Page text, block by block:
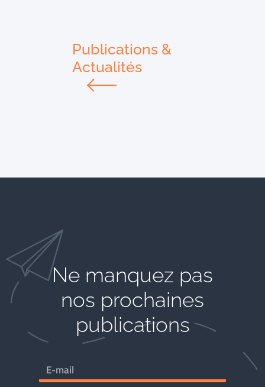
Publications &
Actualités
Ne manquez pas
nos prochaines
publications